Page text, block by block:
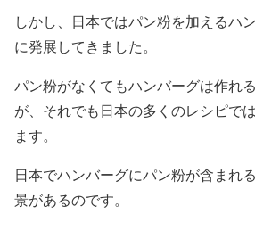
しかし、日本ではパン粉を加えるハ
に発展してきました。
パン粉がなくてもハンバーグは作れ
が、それでも日本の多くのレシピで
ます。
日本でハンバーグにパン粉が含まれ
景があるのです。